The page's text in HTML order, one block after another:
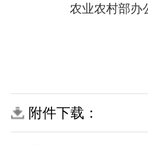
农业农村部办
附件下载：